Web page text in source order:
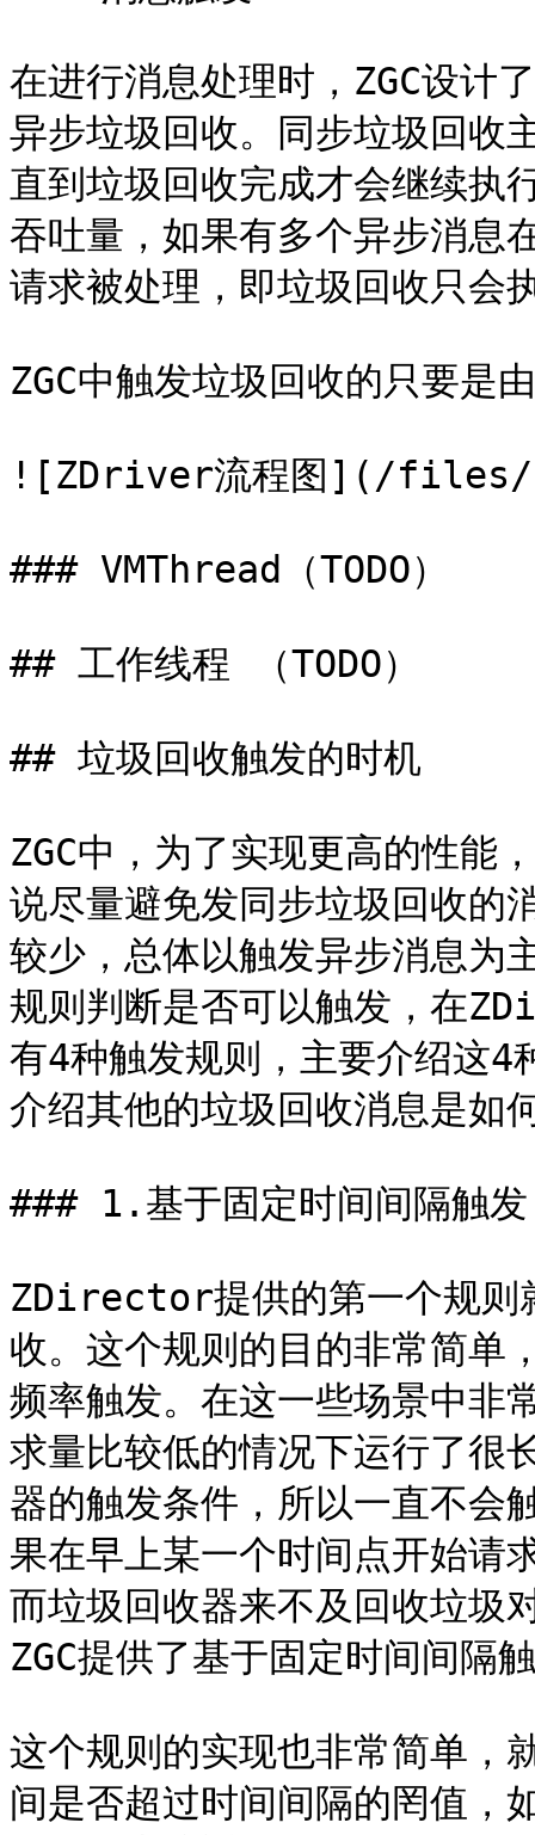
在进行消息处理时，ZGC设计
异步垃圾回收。同步垃圾回收
直到垃圾回收完成才会继续执
吞吐量，如果有多个异步消息
请求被处理，即垃圾回收只会
ZGC中触发垃圾回收的只要
![ZDriver流程图](/files/
### VMThread（TODO）
## 工作线程 （TODO）
## 垃圾回收触发的时机
ZGC中，为了实现更高的性能
说尽量避免发同步垃圾回收的
较少，总体以触发异步消息
规则判断是否可以触发，在
有4种触发规则，主要介绍这4
介绍其他的垃圾回收消息是如
### 1.基于固定时间间隔触发
ZDirector提供的第一个规则
收。这个规则的目的非常简单
频率触发。在这一些场景中非
求量比较低的情况下运行了很
器的触发条件，所以一直不会
果在早上某一个时间点开始请
而垃圾回收器来不及回收垃圾
ZGC提供了基于固定时间间隔
这个规则的实现也非常简单，
间是否超过时间间隔的罔值，